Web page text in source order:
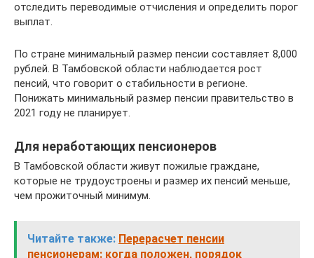
отследить переводимые отчисления и определить порог
выплат.
По стране минимальный размер пенсии составляет 8,000
рублей. В Тамбовской области наблюдается рост
пенсий, что говорит о стабильности в регионе.
Понижать минимальный размер пенсии правительство в
2021 году не планирует.
Для неработающих пенсионеров
В Тамбовской области живут пожилые граждане,
которые не трудоустроены и размер их пенсий меньше,
чем прожиточный минимум.
Читайте также: Перерасчет пенсии
пенсионерам: когда положен, порядок